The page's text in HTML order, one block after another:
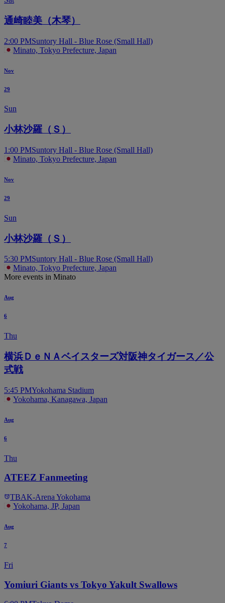
通崎睦美（木琴）
2:00 PMSuntory Hall - Blue Rose (Small Hall)
Minato, Tokyo Prefecture, Japan
Nov
29
Sun
小林沙羅（Ｓ）
1:00 PMSuntory Hall - Blue Rose (Small Hall)
Minato, Tokyo Prefecture, Japan
Nov
29
Sun
小林沙羅（Ｓ）
5:30 PMSuntory Hall - Blue Rose (Small Hall)
Minato, Tokyo Prefecture, Japan
More events in Minato
Aug
6
Thu
横浜ＤｅＮＡベイスターズ対阪神タイガース／公
式戦
5:45 PMYokohama Stadium
Yokohama, Kanagawa, Japan
Aug
6
Thu
ATEEZ Fanmeeting
TBAK-Arena Yokohama
Yokohama, JP, Japan
Aug
7
Fri
Yomiuri Giants vs Tokyo Yakult Swallows